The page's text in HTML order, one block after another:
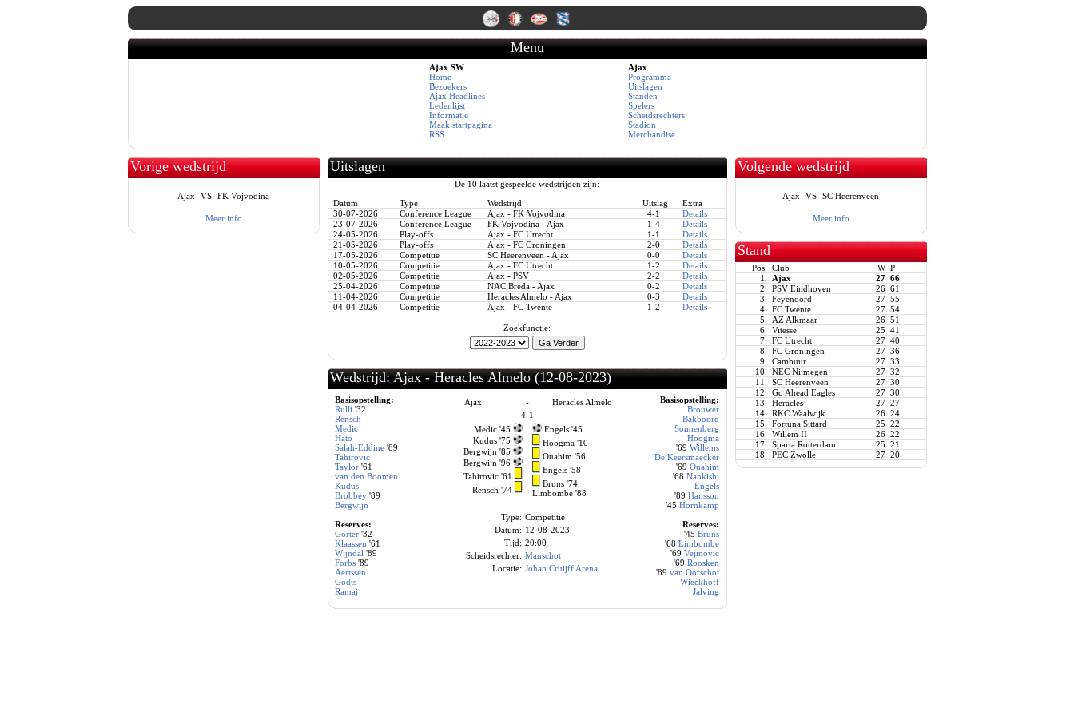
Menu
Ajax SW
Home
Bezoekers
Ajax Headlines
Ledenlijst
Informatie
Maak startpagina
RSS
Ajax
Programma
Uitslagen
Standen
Spelers
Scheidsrechters
Stadion
Merchandise
Vorige wedstrijd
Ajax VS FK Vojvodina
Meer info
Uitslagen
De 10 laatst gespeelde wedstrijden zijn:
Datum
Type Wedstrijd Uitslag
Extra
30-07-2026
Conference League Ajax - FK Vojvodina 4-1
Details
23-07-2026
Conference League FK Vojvodina - Ajax 1-4
Details
24-05-2026
Play-offs Ajax - FC Utrecht 1-1
Details
21-05-2026
Play-offs Ajax - FC Groningen 2-0
Details
17-05-2026
Competitie SC Heerenveen - Ajax 0-0
Details
10-05-2026
Competitie Ajax - FC Utrecht 1-2
Details
02-05-2026
Competitie Ajax - PSV 2-2
Details
25-04-2026
Competitie NAC Breda - Ajax 0-2
Details
11-04-2026
Competitie Heracles Almelo - Ajax 0-3
Details
04-04-2026
Competitie Ajax - FC Twente 1-2 Details
Zoekfunctie:
Wedstrijd: Ajax - Heracles Almelo (12-08-2023)
Basisopstelling:
Rulli '32
Rensch
Medic
Hato
Salah-Eddine '89
Tahirovic
Taylor '61
van den Boomen
Kudus
Brobbey '89
Bergwijn
Reserves:
Gorter '32
Klaassen '61
Wijndal '89
Forbs '89
Aertssen
Godts
Ramaj
Ajax -
Heracles Almelo
4-1
Medic '45
Kudus '75
Bergwijn '85
Bergwijn '96
Tahirovic '61
Rensch '74
Engels '45
Hoogma '10
Ouahim '56
Engels '58
Bruns '74
Limbombe '88
Type: Competitie
Datum: 12-08-2023
Tijd: 20:00
Scheidsrechter: Manschot
Locatie: Johan Cruijff Arena
Basisopstelling:
Brouwer
Bakboord
Sonnenberg
Hoogma
'69Willems
De Keersmaecker
'69Ouahim
'68Nankishi
Engels
'89Hansson
'45Hornkamp
Reserves:
'45Bruns
'68Limbombe
'69Vejinovic
'69Roosken
'89van Oorschot
Wieckhoff
Jalving
Volgende wedstrijd
Ajax VS SC Heerenveen
Meer info
Stand
Pos.Club W P
1. Ajax 27 66
2.PSV Eindhoven 26 61
3.Feyenoord 27 55
4.FC Twente 27 54
5. AZ Alkmaar 26 51
6.Vitesse 25 41
7.FC Utrecht 27 40
8.FC Groningen 27 36
9.Cambuur 27 33
10.NEC Nijmegen 27 32
11.SC Heerenveen 27 30
12.Go Ahead Eagles 27 30
13.Heracles 27 27
14.RKC Waalwijk 26 24
15.Fortuna Sittard 25 22
16.Willem II 26 22
17.Sparta Rotterdam 25 21
18.PEC Zwolle 27 20